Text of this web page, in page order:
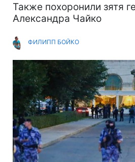
Также похоронили зятя
Александра Чайко
ФИЛИПП БОЙКО